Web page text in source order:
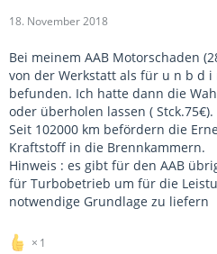
18. November 2018
Bei meinem AAB Motorschaden
von der Werkstatt als für u n b d
befunden. Ich hatte dann die
oder überholen lassen ( Stck.75€).
Seit 102000 km befördern die
Kraftstoff in die Brennkammern.
Hinweis : es gibt für den AAB
für Turbobetrieb um für die
notwendige Grundlage zu liefern
1